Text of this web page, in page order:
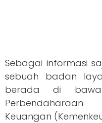
Sebagai informasi
sebuah badan
berada di
Keuangan